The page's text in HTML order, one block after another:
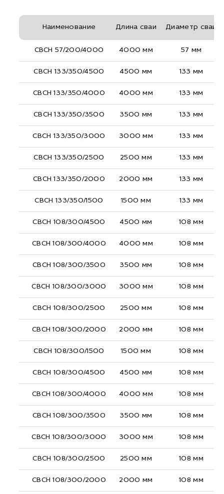
Наименование Длина сваи Диаметр сваи
СВСН 57/200/4000 4000 мм 57 мм
СВСН 133/350/4500 4500 мм 133 мм
СВСН 133/350/4000 4000 мм 133 мм
СВСН 133/350/3500 3500 мм 133 мм
СВСН 133/350/3000 3000 мм 133 мм
СВСН 133/350/2500 2500 мм 133 мм
СВСН 133/350/2000 2000 мм 133 мм
СВСН 133/350/1500 1500 мм 133 мм
СВСН 108/300/4500 4500 мм 108 мм
СВСН 108/300/4000 4000 мм 108 мм
СВСН 108/300/3500 3500 мм 108 мм
СВСН 108/300/3000 3000 мм 108 мм
СВСН 108/300/2500 2500 мм 108 мм
СВСН 108/300/2000 2000 мм 108 мм
СВСН 108/300/1500 1500 мм 108 мм
СВСН 108/300/4500 4500 мм 108 мм
СВСН 108/300/4000 4000 мм 108 мм
СВСН 108/300/3500 3500 мм 108 мм
СВСН 108/300/3000 3000 мм 108 мм
СВСН 108/300/2500 2500 мм 108 мм
СВСН 108/300/2000 2000 мм 108 мм